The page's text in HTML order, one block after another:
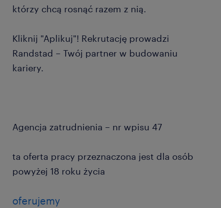
którzy chcą rosnąć razem z nią.
Kliknij "Aplikuj"! Rekrutację prowadzi
Randstad – Twój partner w budowaniu
kariery.
Agencja zatrudnienia – nr wpisu 47
ta oferta pracy przeznaczona jest dla osób
powyżej 18 roku życia
oferujemy